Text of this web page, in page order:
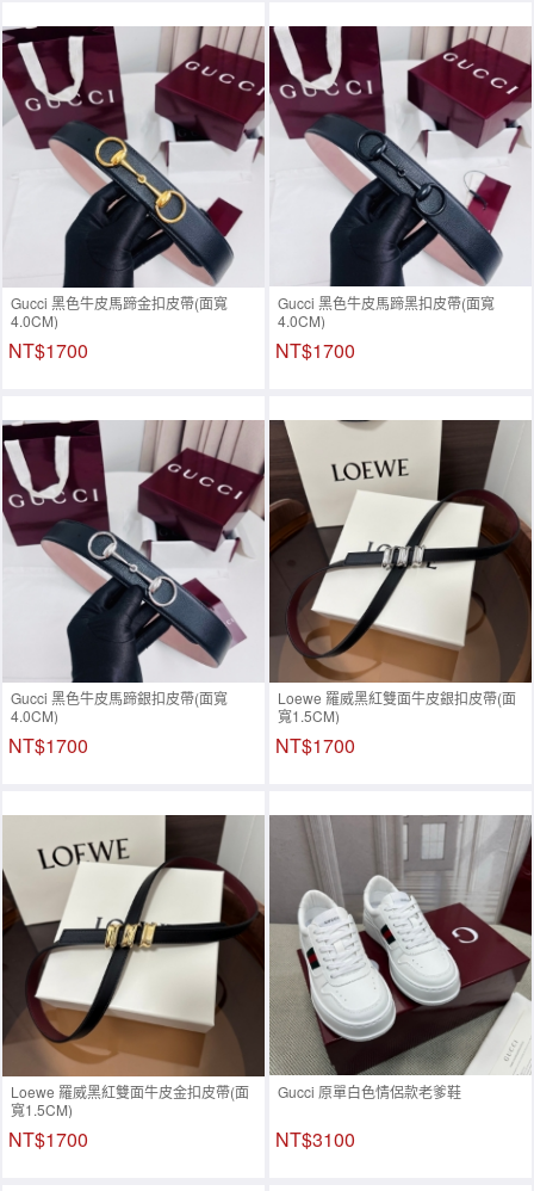
Gucci 黑色牛皮馬蹄金扣皮帶(面寬
4.0CM)
NT$1700
Gucci 黑色牛皮馬蹄黑扣皮帶(面寬
4.0CM)
NT$1700
Gucci 黑色牛皮馬蹄銀扣皮帶(面寬
4.0CM)
NT$1700
Loewe 羅威黑紅雙面牛皮銀扣皮帶(面
寬1.5CM)
NT$1700
Loewe 羅威黑紅雙面牛皮金扣皮帶(面
寬1.5CM)
NT$1700
Gucci 原單白色情侶款老爹鞋
NT$3100